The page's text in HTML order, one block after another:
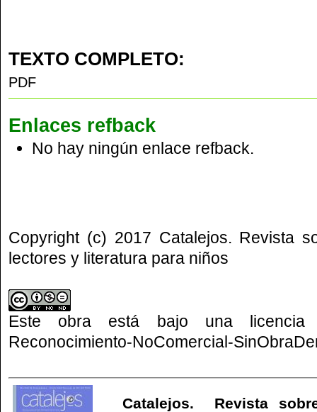
TEXTO COMPLETO:
PDF
Enlaces refback
No hay ningún enlace refback.
Copyright (c) 2017 Catalejos. Revista
lectores y literatura para niños
Este obra está bajo una
Reconocimiento-NoComercial-
Catalejos. Revista